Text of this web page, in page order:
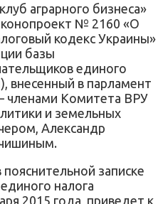
аграрного бизнеса»
№ 2160 «О
кодекс Украины»
базы
единого
внесенный в парламент
членами Комитета ВРУ
и земельных
Александр
записке
налога
2015 года, приведет к